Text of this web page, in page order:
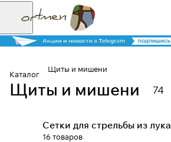
Каталог
Щиты и мишени
Щиты и мишени 74
Сетки для стрельбы из лука
16 товаров
Для клиентов всех банков
Разбейте